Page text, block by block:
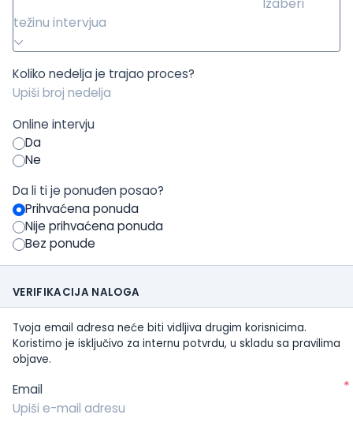
težinu intervjua
Koliko nedelja je trajao proces?
Online intervju
Da
Ne
Da li ti je ponuđen posao?
Prihvaćena ponuda
Nije prihvaćena ponuda
Bez ponude
VERIFIKACIJA NALOGA
Tvoja email adresa neće biti vidljiva drugim korisnicima.
Koristimo je isključivo za internu potvrdu, u skladu sa pravilima
objave.
Email *